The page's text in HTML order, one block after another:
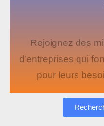
Rejoignez des
d’entreprises qui
pour leurs